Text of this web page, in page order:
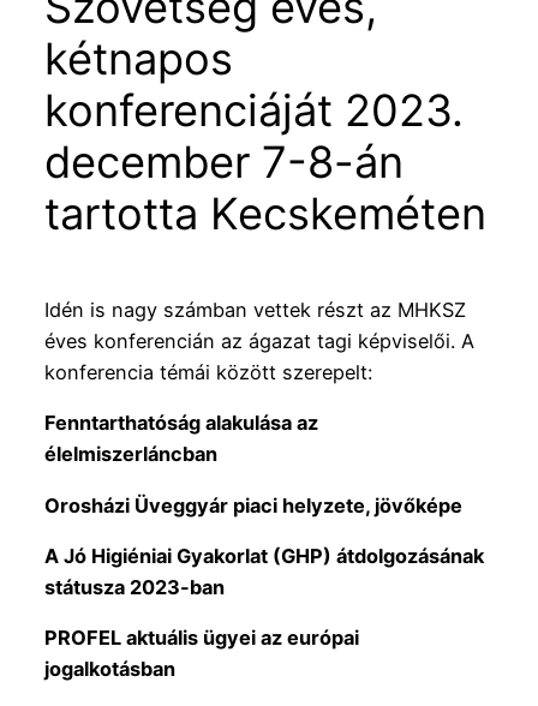
kétnapos
konferenciáját 2023.
december 7-8-án
tartotta Kecskeméten
Idén is nagy számban vettek részt az MHKSZ
éves konferencián az ágazat tagi képviselői. A
konferencia témái között szerepelt:
Fenntarthatóság alakulása az
élelmiszerláncban
Orosházi Üveggyár piaci helyzete, jövőképe
A Jó Higiéniai Gyakorlat (GHP) átdolgozásának
státusza 2023-ban
PROFELaktuális ügyei az európai
jogalkotásban